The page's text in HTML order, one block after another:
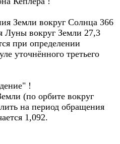
Земли вокруг Солнца 366
Луны вокруг Земли 27,3
при определении
уточнённого третьего
!
(по орбите вокруг
на период обращения
1,092.